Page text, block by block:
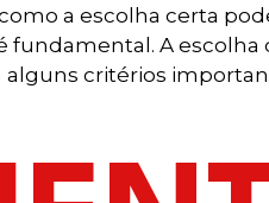
a escolha certa
fundamental. A
critérios